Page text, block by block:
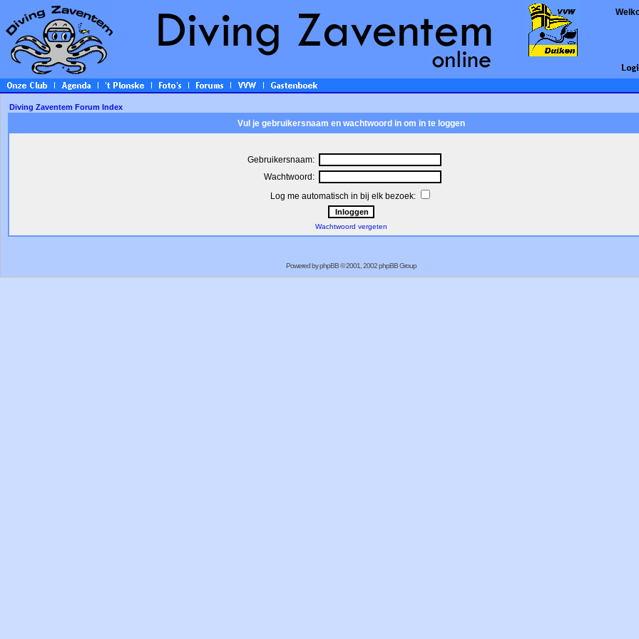
Diving Zaventem Forum Index
Vul je gebruikersnaam en wachtwoord in om in te loggen
Gebruikersnaam:
Wachtwoord:
Log me automatisch in bij elk bezoek:
Wachtwoord vergeten
Powered byphpBB© 2001, 2002 phpBB Group